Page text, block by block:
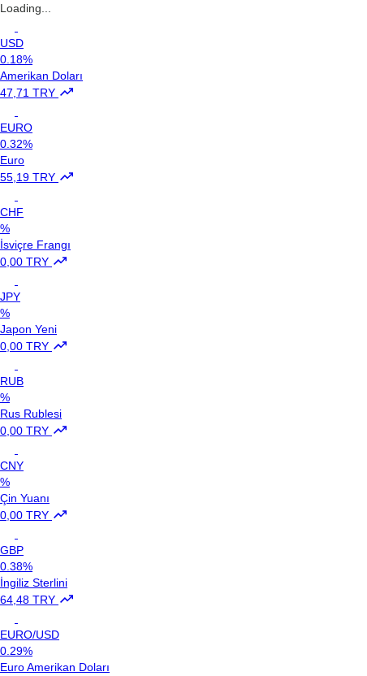
Loading...
USD
0.18%
Amerikan Doları
47,71 TRY
EURO
0.32%
Euro
55,19 TRY
CHF
%
İsviçre Frangı
0,00 TRY
JPY
%
Japon Yeni
0,00 TRY
RUB
%
Rus Rublesi
0,00 TRY
CNY
%
Çin Yuanı
0,00 TRY
GBP
0.38%
İngiliz Sterlini
64,48 TRY
EURO/USD
0.29%
Euro Amerikan Doları